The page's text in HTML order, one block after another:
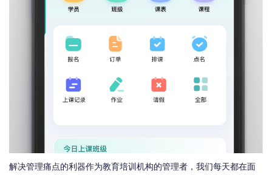
解决管理痛点的利器作为教育培训机构的管理者，我们每天都在面